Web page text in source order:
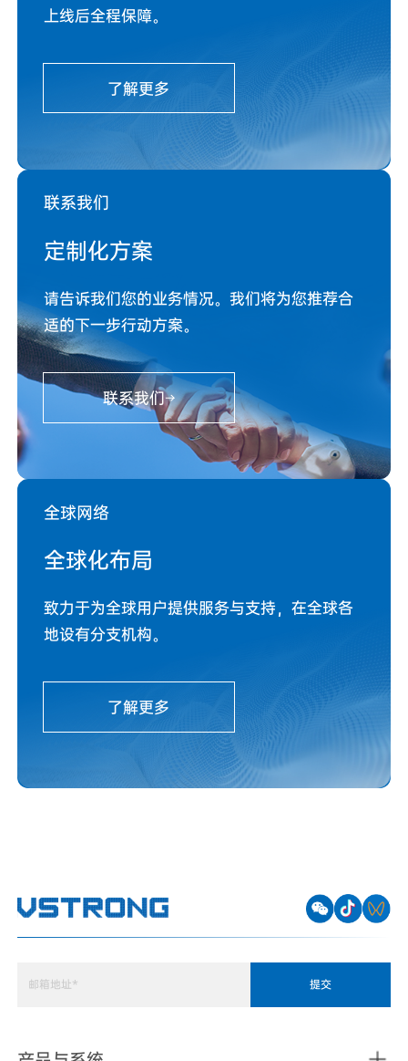
上线后全程保障。
了解更多
联系我们
定制化方案
请告诉我们您的业务情况。我们将为您推荐合
适的下一步行动方案。
联系我们
全球网络
全球化布局
致力于为全球用户提供服务与支持，在全球各
地设有分支机构。
了解更多
提交